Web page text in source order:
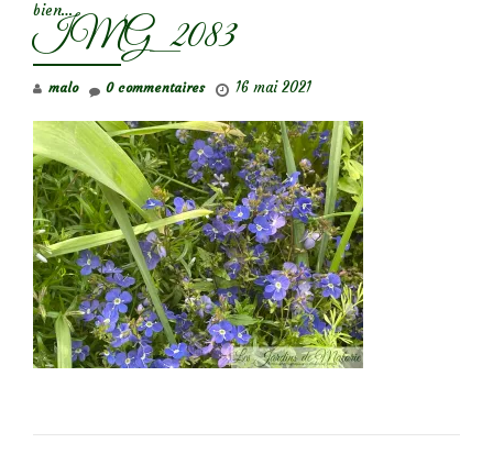
bien…
IMG_2083
malo 16 mai 2021
0 commentaires